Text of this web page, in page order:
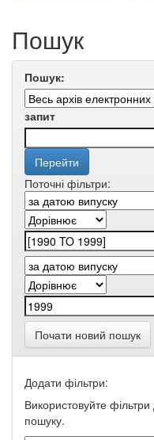
Пошук
Пошук:
запит
Поточні фільтри:
Почати новий пошук
Додати фільтри:
Використовуйте
пошуку.